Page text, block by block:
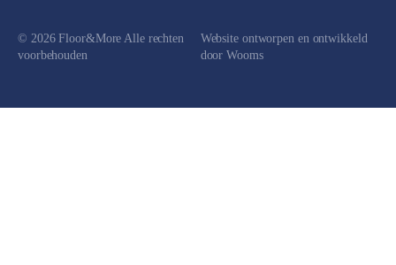
© 2026 Floor&More Alle rechten
voorbehouden
Website ontworpen en ontwikkeld
doorWooms